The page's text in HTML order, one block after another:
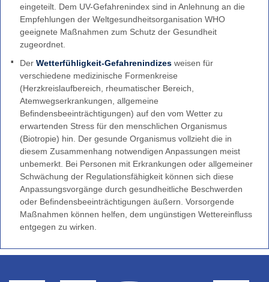
Weitere
Partner
eingeteilt. Dem UV-Gefahrenindex sind in Anlehnung an die
Empfehlungen der Weltgesundheitsorganisation WHO
geeignete Maßnahmen zum Schutz der Gesundheit
zugeordnet.
Der Wetterfühligkeit-Gefahrenindizes weisen für
verschiedene medizinische Formenkreise
(Herzkreislaufbereich, rheumatischer Bereich,
Atemwegserkrankungen, allgemeine
Befindensbeeinträchtigungen) auf den vom Wetter zu
erwartenden Stress für den menschlichen Organismus
(Biotropie) hin. Der gesunde Organismus vollzieht die in
diesem Zusammenhang notwendigen Anpassungen meist
unbemerkt. Bei Personen mit Erkrankungen oder allgemeiner
Schwächung der Regulationsfähigkeit können sich diese
Anpassungsvorgänge durch gesundheitliche Beschwerden
oder Befindensbeeinträchtigungen äußern. Vorsorgende
Maßnahmen können helfen, dem ungünstigen Wettereinfluss
entgegen zu wirken.